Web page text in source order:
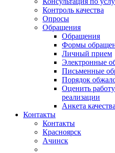
Контроль качества
Опросы
Обращения
Обращения
Формы
Личный прием
Электронные
Письменные
Порядок
Оценить
реализации
Анкета
Контакты
Контакты
Красноярск
Ачинск